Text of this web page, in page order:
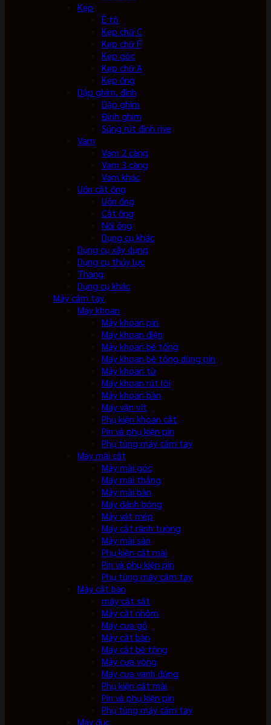
Kẹp
Ê tô
Kẹp chữ C
Kẹp chữ F
Kẹp góc
Kẹp chữ A
Kẹp ống
Dập ghim, đinh
Dập ghim
Đinh ghim
Súng rút đinh rive
Vam
Vam 2 càng
Vam 3 càng
Vam khác
Uốn cắt ống
Uốn ống
Cắt ống
Nối ống
Dụng cụ khác
Dụng cụ xây dựng
Dụng cụ thủy lực
Thang
Dụng cụ khác
Máy cầm tay
Máy khoan
Máy khoan pin
Máy khoan điện
Máy khoan bê tông
Máy khoan bê tông dùng pin
Máy khoan từ
Máy khoan rút lõi
Máy khoan bàn
Máy vặn vít
Phụ kiện khoan cắt
Pin và phụ kiện pin
Phụ tùng máy cầm tay
Máy mài cắt
Máy mài góc
Máy mài thẳng
Máy mài bàn
Máy đánh bóng
Máy vát mép
Máy cắt rãnh tường
Máy mài sàn
Phụ kiện cắt mài
Pin và phụ kiện pin
Phụ tùng máy cầm tay
Máy cắt bàn
máy cắt sắt
Máy cắt nhôm
Máy cưa gỗ
Máy cắt bàn
Máy cắt bê tông
Máy cưa vòng
Máy cưa vanh đứng
Phụ kiện cắt mài
Pin và phụ kiện pin
Phụ tùng máy cầm tay
Máy đục